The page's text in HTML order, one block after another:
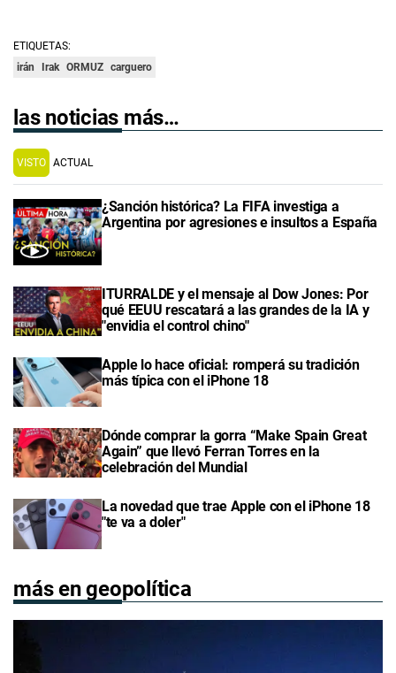
ETIQUETAS:
irán
Irak ORMUZ carguero
las noticias más…
VISTO ACTUAL
¿Sanción histórica? La FIFA investiga a
Argentina por agresiones e insultos a España
ITURRALDE y el mensaje al Dow Jones: Por
qué EEUU rescatará a las grandes de la IA y
"envidia el control chino"
Apple lo hace oficial: romperá su tradición
más típica con el iPhone 18
Dónde comprar la gorra “Make Spain Great
Again” que llevó Ferran Torres en la
celebración del Mundial
La novedad que trae Apple con el iPhone 18
"te va a doler"
más en geopolítica